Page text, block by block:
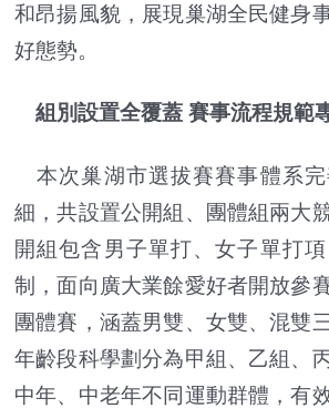
和昂揚風貌，展現巢湖全民健身
好態勢。
組別設置全覆蓋 賽事流程規範
本次巢湖市選拔賽賽事體系
細，共設置公開組、團體組兩大
開組包含男子單打、女子單打
制，面向廣大業餘愛好者開放參
團體賽，涵蓋男雙、女雙、混雙
年齡段科學劃分為甲組、乙組、
中年、中老年不同運動群體，有